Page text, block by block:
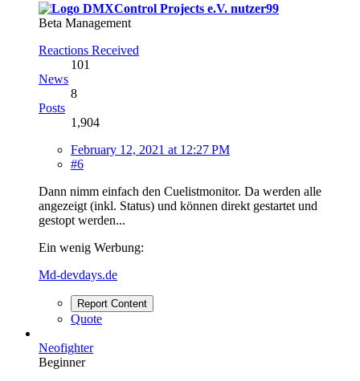
nutzer99
Beta Management
Reactions Received
101
News
8
Posts
1,904
February 12, 2021 at 12:27 PM
#6
Dann nimm einfach den Cuelistmonitor. Da werden alle
angezeigt (inkl. Status) und können direkt gestartet und
gestopt werden...
Ein wenig Werbung:
Md-devdays.de
Report Content
Quote
Neofighter
Beginner